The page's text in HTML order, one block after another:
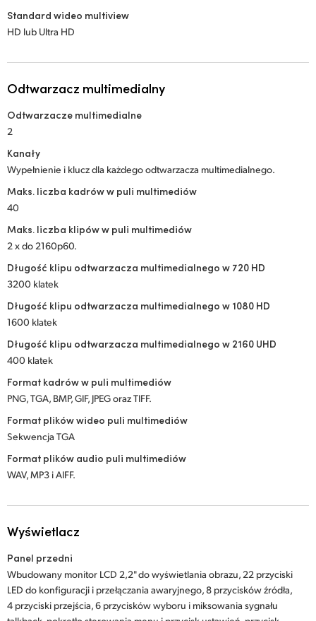
Standard wideo multiview
HD lub Ultra HD
Odtwarzacz multimedialny
Odtwarzacze multimedialne
2
Kanały
Wypełnienie i klucz dla każdego odtwarzacza multimedialnego.
Maks. liczba kadrów w puli multimediów
40
Maks. liczba klipów w puli multimediów
2 x do 2160p60.
Długość klipu odtwarzacza multimedialnego w 720 HD
3200 klatek
Długość klipu odtwarzacza multimedialnego w 1080 HD
1600 klatek
Długość klipu odtwarzacza multimedialnego w 2160 UHD
400 klatek
Format kadrów w puli multimediów
PNG, TGA, BMP, GIF, JPEG oraz TIFF.
Format plików wideo puli multimediów
Sekwencja TGA
Format plików audio puli multimediów
WAV, MP3 i AIFF.
Wyświetlacz
Panel przedni
Wbudowany monitor LCD 2,2" do wyświetlania obrazu, 22 przyciski
LED do konfiguracji i przełączania awaryjnego, 8 przycisków źródła,
4 przyciski przejścia, 6 przycisków wyboru i miksowania sygnału